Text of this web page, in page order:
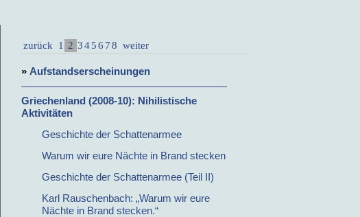
zurück 1 2 3456 78 weiter
» Aufstandserscheinungen
Griechenland (2008-10): Nihilistische
Aktivitäten
Geschichte der Schattenarmee
Warum wir eure Nächte in Brand stecken
Geschichte der Schattenarmee (Teil II)
Karl Rauschenbach: „Warum wir eure
Nächte in Brand stecken.“